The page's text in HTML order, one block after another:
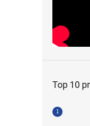
Top 10